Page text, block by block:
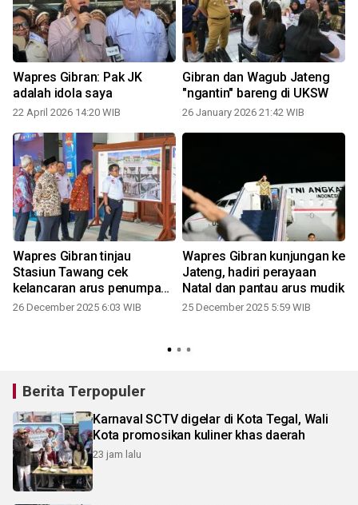
Wapres Gibran: Pak JK
adalah idola saya
22 April 2026 14:20 WIB
Gibran dan Wagub Jateng
"ngantin" bareng di UKSW
26 January 2026 21:42 WIB
Wapres Gibran tinjau
Stasiun Tawang cek
kelancaran arus penumpang
Nataru
26 December 2025 6:03 WIB
Wapres Gibran kunjungan ke
Jateng, hadiri perayaan
Natal dan pantau arus mudik
25 December 2025 5:59 WIB
Berita Terpopuler
Karnaval SCTV digelar di Kota Tegal, Wali
Kota promosikan kuliner khas daerah
23 jam lalu